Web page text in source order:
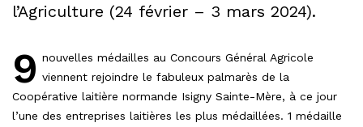
l’Agriculture (24 février – 3 mars 2024).
9 nouvelles médailles au Concours Général Agricole
viennent rejoindre le fabuleux palmarès de la
Coopérative laitière normande Isigny Sainte-Mère, à ce jour
l’une des entreprises laitières les plus médaillées. 1 médaille